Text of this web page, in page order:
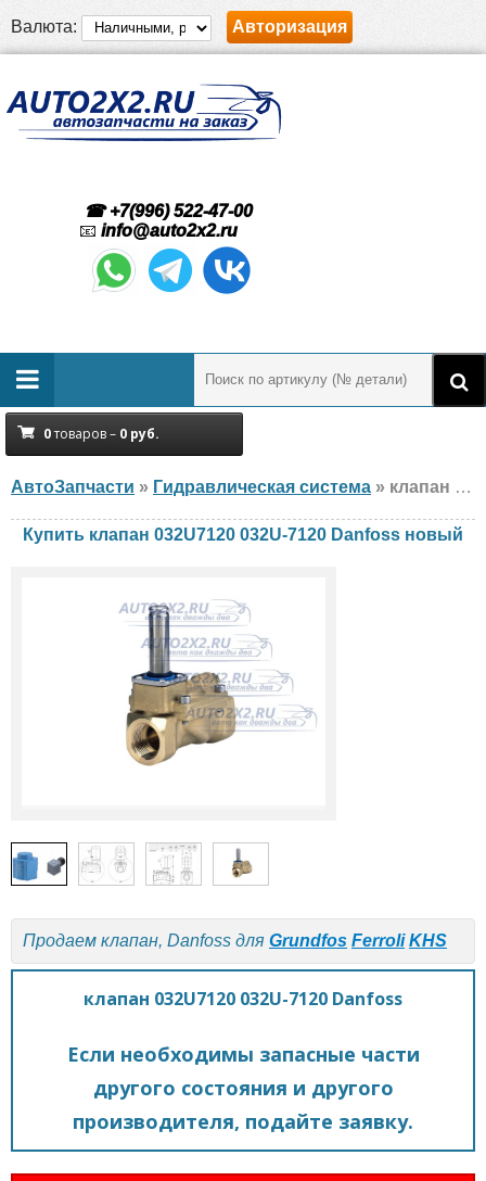
Валюта: Авторизация
☎ +7(996) 522-47-00
📧 info@auto2x2.ru
0товаров – 0 руб.
АвтоЗапчасти » Гидравлическая система » клапан Danfoss 032U7120 032U-7120 Grundfos, Ferroli, KHS, новый
Купить клапан 032U7120 032U-7120 Danfoss новый
Продаем клапан, Danfoss для Grundfos Ferroli KHS
клапан 032U7120 032U-7120 Danfoss
Если необходимы запасные части
другого состояния и другого
производителя, подайте заявку.